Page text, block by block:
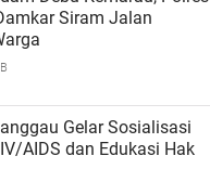
Siram Jalan
Gelar Sosialisasi
AIDS dan Edukasi Hak